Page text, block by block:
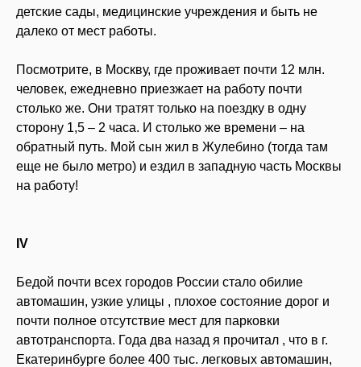
детские сады, медицинские учреждения и быть не
далеко от мест работы.
Посмотрите, в Москву, где проживает почти 12 млн.
человек, ежедневно приезжает на работу почти
столько же. Они тратят только на поездку в одну
сторону 1,5 – 2 часа. И столько же времени – на
обратный путь. Мой сын жил в Жулебино (тогда там
еще не было метро) и ездил в западную часть Москвы
на работу!
IV
Бедой почти всех городов России стало обилие
автомашин, узкие улицы , плохое состояние дорог и
почти полное отсутствие мест для парковки
автотранспорта. Года два назад я прочитал , что в г.
Екатеринбурге более 400 тыс. легковых автомашин,